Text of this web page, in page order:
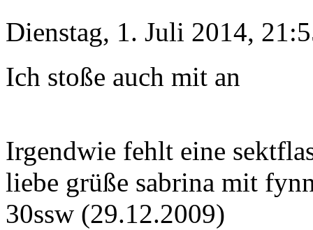
Dienstag, 1. Juli 2014,
Ich stoße auch mit an
Irgendwie fehlt eine
liebe grüße sabrina mit
30ssw (29.12.2009)